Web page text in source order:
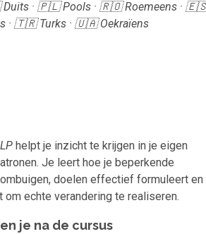
· 🇵🇱 Pools · 🇷🇴 Roemeens ·
· 🇹🇷 Turks · 🇺🇦 Oekraïens
helpt je inzicht te krijgen in je eigen
Je leert hoe je beperkende
doelen effectief formuleert en
om echte verandering te realiseren.
je na de cursus